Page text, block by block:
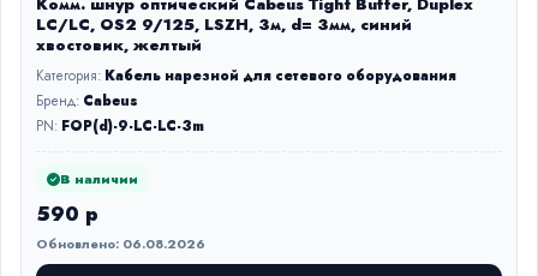
LC/LC, OS2 9/125, LSZH, 3м, d= 3мм, синий
хвостовик, желтый
Категория: Кабель нарезной для сетевого оборудования
Бренд: Cabeus
PN: FOP(d)-9-LC-LC-3m
В наличии
590 р
Обновлено: 06.08.2026